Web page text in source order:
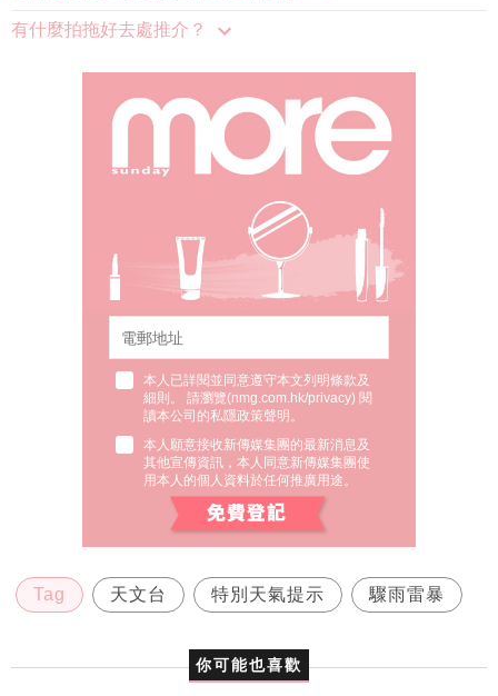
有什麼拍拖好去處推介？
本人已詳閱並同意遵守本文列明條款及
細則。 請瀏覽(nmg.com.hk/privacy) 閱
讀本公司的私隱政策聲明。
本人願意接收新傳媒集團的最新消息及
其他宣傳資訊，本人同意新傳媒集團使
用本人的個人資料於任何推廣用途。
Tag 天文台 特別天氣提示 驟雨雷暴
你可能也喜歡